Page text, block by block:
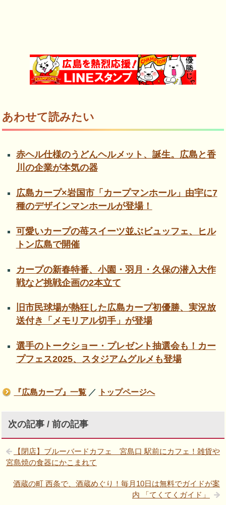
あわせて読みたい
赤ヘル仕様のうどんヘルメット、誕生。広島と香
川の企業が本気の器
広島カープ×岩国市「カープマンホール」由宇に7
種のデザインマンホールが登場！
可愛いカープの苺スイーツ並ぶビュッフェ、ヒル
トン広島で開催
カープの新春特番、小園・羽月・久保の潜入大作
戦など挑戦企画の2本立て
旧市民球場が熱狂した広島カープ初優勝、実況放
送付き「メモリアル切手」が登場
選手のトークショー・プレゼント抽選会も！カー
プフェス2025、スタジアムグルメも登場
『広島カープ』一覧 ／ トップページへ
次の記事 / 前の記事
【閉店】ブルーバードカフェ 宮島口 駅前にカフェ！雑貨や
宮島焼の食器にかこまれて
酒蔵の町 西条で、酒蔵めぐり！毎月10日は無料でガイドが案
内 「てくてくガイド」